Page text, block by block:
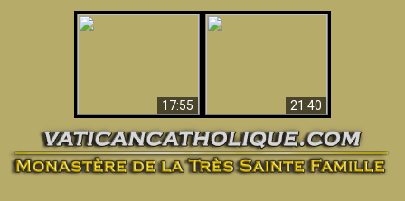
17:55
21:40